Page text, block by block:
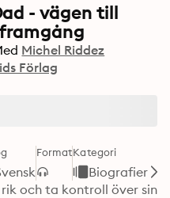
- vägen till
Michel Riddez
Förlag
FormatKategori
Biografier
och ta kontroll över sin